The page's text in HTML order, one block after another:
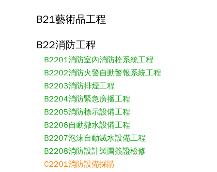
B21藝術品工程
B22消防工程
B2201消防室內消防栓系統工程
B2202消防火警自動警報系統工程
B2203消防排煙工程
B2204消防緊急廣播工程
B2205消防標示設備工程
B2206自動撒水設備工程
B2207泡沫自動滅水設備工程
B2208消防設計製圖簽證檢修
C2201消防設備採購